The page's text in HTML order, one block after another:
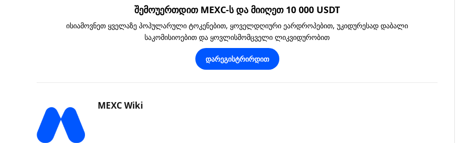
შემოუერთდით MEXC-ს და მიიღეთ 10 000 USDT
ისიამოვნეთ ყველაზე პოპულარული ტოკენებით, ყოველდღიური ეარდროპებით, უკიდურესად დაბალი
საკომისიოებით და ყოვლისმომცველი ლიკვიდურობით
დარეგისტრირდით
MEXC Wiki